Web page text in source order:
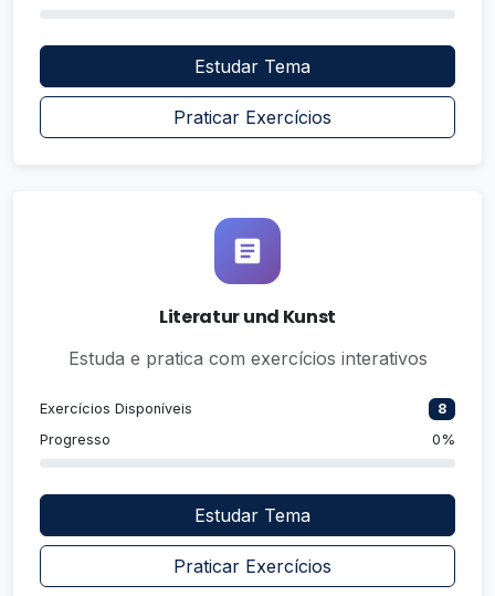
Estudar Tema
Praticar Exercícios
Literatur und Kunst
Estuda e pratica com exercícios interativos
Exercícios Disponíveis
8
Progresso
0%
Estudar Tema
Praticar Exercícios